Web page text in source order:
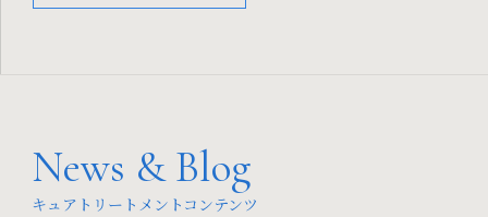
News & Blog
キュアトリートメントコンテンツ